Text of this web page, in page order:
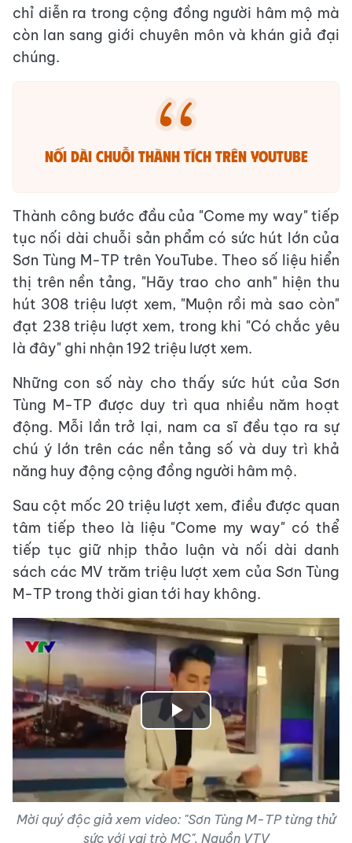
chỉ diễn ra trong cộng đồng người hâm mộ mà
còn lan sang giới chuyên môn và khán giả đại
chúng.
Nối dài chuỗi thành tích trên YouTube
Thành công bước đầu của "Come my way" tiếp
tục nối dài chuỗi sản phẩm có sức hút lớn của
Sơn Tùng M-TP trên YouTube. Theo số liệu hiển
thị trên nền tảng, "Hãy trao cho anh" hiện thu
hút 308 triệu lượt xem, "Muộn rồi mà sao còn"
đạt 238 triệu lượt xem, trong khi "Có chắc yêu
là đây" ghi nhận 192 triệu lượt xem.
Những con số này cho thấy sức hút của Sơn
Tùng M-TP được duy trì qua nhiều năm hoạt
động. Mỗi lần trở lại, nam ca sĩ đều tạo ra sự
chú ý lớn trên các nền tảng số và duy trì khả
năng huy động cộng đồng người hâm mộ.
Sau cột mốc 20 triệu lượt xem, điều được quan
tâm tiếp theo là liệu "Come my way" có thể
tiếp tục giữ nhịp thảo luận và nối dài danh
sách các MV trăm triệu lượt xem của Sơn Tùng
M-TP trong thời gian tới hay không.
Play
Video
Mời quý độc giả xem video: "Sơn Tùng M-TP từng thử
sức với vai trò MC". Nguồn VTV